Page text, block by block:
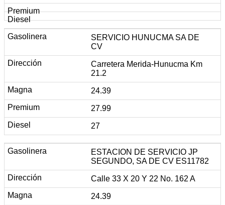
SERVICIO HUNUCMA SA DE
CV
Carretera Merida-Hunucma Km
21.2
24.39
27.99
27
ESTACION DE SERVICIO JP
SEGUNDO, SA DE CV ES11782
Calle 33 X 20 Y 22 No. 162 A
24.39